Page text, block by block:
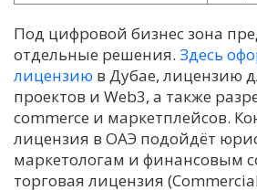
Под цифровой бизнес зона
отдельные решения. Здесь
лицензию в Дубае, лицензию
проектов и Web3, а также
commerce и маркетплейсов.
лицензия в ОАЭ подойдёт
маркетологам и финансовым
торговая лицензия